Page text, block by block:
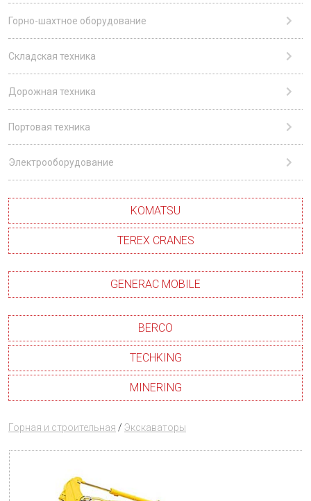
Горно-шахтное оборудование
Складская техника
Дорожная техника
Портовая техника
Электрооборудование
KOMATSU
TEREX CRANES
GENERAC MOBILE
BERCO
TECHKING
MINERING
Горная и строительная / Экскаваторы